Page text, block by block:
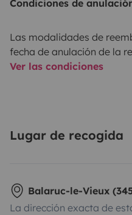
Condiciones de
Las modalidades de
fecha de anulación de la
Ver las condiciones
Lugar de recogida
Balaruc-le-Vieux
La dirección exacta de